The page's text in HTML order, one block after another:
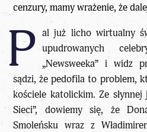
cenzury, mamy wrażenie, że
P al już licho wirtualny
upudrowanych
„Newsweeka” i widz
sądzi, że pedofila to problem,
kościele katolickim. Ze
Sieci”, dowiemy się, że
Smoleńsku wraz z